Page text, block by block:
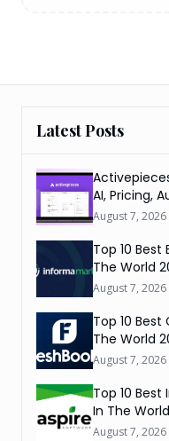
Latest Posts
AI, Pricing,
August 7, 2026
Top 10
The World
August 7, 2026
Top 10
The World
August 7, 2026
Top 10
In The
August 7, 2026